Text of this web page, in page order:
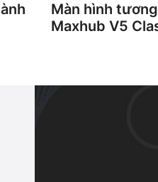
Màn hình
Maxhub V5